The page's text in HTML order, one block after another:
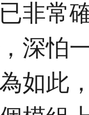
非常
深怕
如此